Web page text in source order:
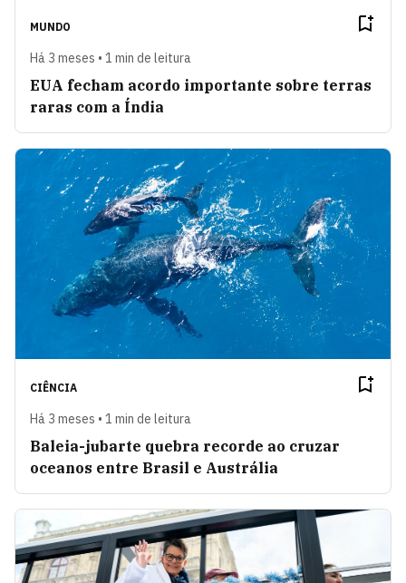
MUNDO
Há 3 meses • 1 min de leitura
EUA fecham acordo importante sobre terras
raras com a Índia
CIÊNCIA
Há 3 meses • 1 min de leitura
Baleia-jubarte quebra recorde ao cruzar
oceanos entre Brasil e Austrália